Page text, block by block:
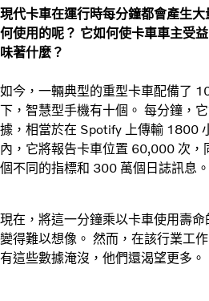
現代卡車在運行時每分鐘都會產生
何使用的呢？ 它如何使卡車車主受
味著什麼？
如今，一輛典型的重型卡車配備了
下，智慧型手機有十個。 每分鐘，
據，相當於在 Spotify 上傳輸 1800
內，它將報告卡車位置 60,000 次
個不同的指標和 300 萬個日誌訊息。
現在，將這一分鐘乘以卡車使用壽
變得難以想像。 然而，在該行業工
有這些數據淹沒，他們還渴望更多。